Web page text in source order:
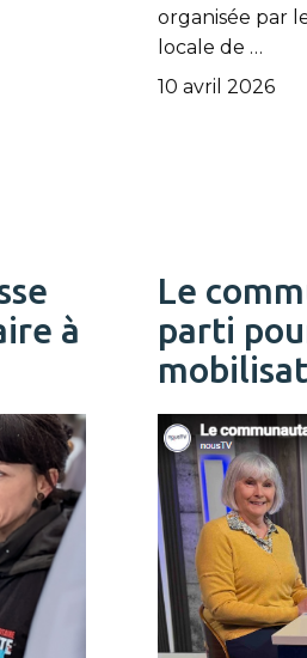
organisée par
locale de …
10 avril 2026
à
Le
parti